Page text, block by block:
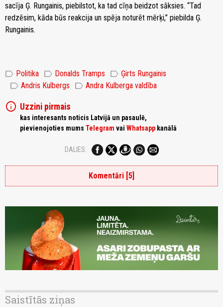
sacīja Ģ. Rungainis, piebilstot, ka tad cīņa beidzot sāksies. “Tad
redzēsim, kāda būs reakcija un spēja noturēt mērķi,” piebilda Ģ.
Rungainis.
label Politika label Donalds Tramps label Ģirts Rungainis
label Andris Kulbergs label Andra Kulberga valdība
info Uzzini pirmais
kas interesants noticis Latvijā un pasaulē,
pievienojoties mums Telegram vai Whatsapp kanālā
DALIES:
Komentāri [5]
Saistītās ziņas